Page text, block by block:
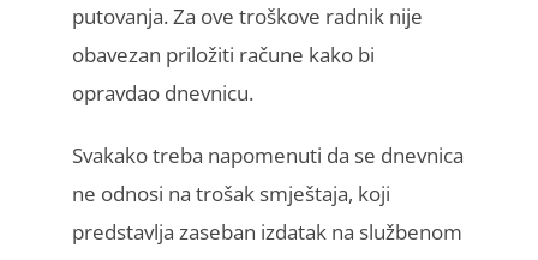
putovanja. Za ove troškove radnik nije
obavezan priložiti račune kako bi
opravdao dnevnicu.
Svakako treba napomenuti da se dnevnica
ne odnosi na trošak smještaja, koji
predstavlja zaseban izdatak na službenom